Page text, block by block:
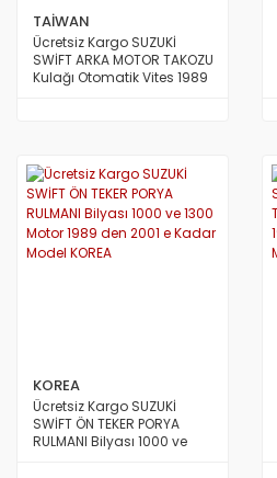
TAİWAN
Ücretsiz Kargo SUZUKİ
SWİFT ARKA MOTOR TAKOZU
Kulağı Otomatik Vites 1989
KOREA
Ücretsiz Kargo SUZUKİ
SWİFT ÖN TEKER PORYA
RULMANI Bilyası 1000 ve